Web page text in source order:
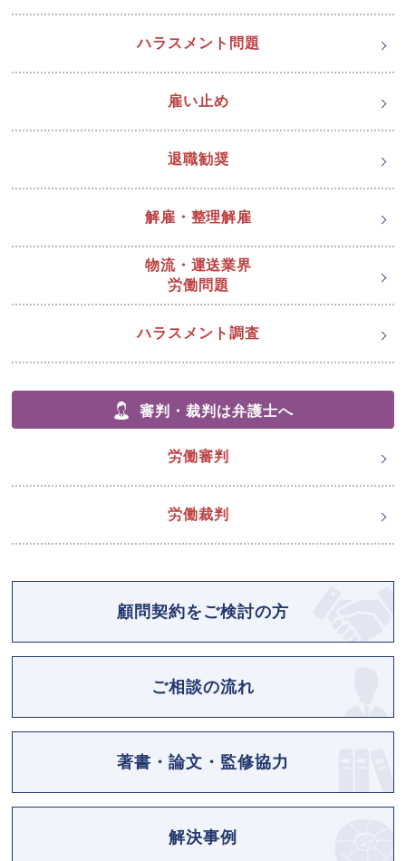
ハラスメント問題
雇い止め
退職勧奨
解雇・整理解雇
物流・運送業界
労働問題
ハラスメント調査
審判・裁判は弁護士へ
労働審判
労働裁判
顧問契約をご検討の方
ご相談の流れ
著書・論文・監修協力
解決事例